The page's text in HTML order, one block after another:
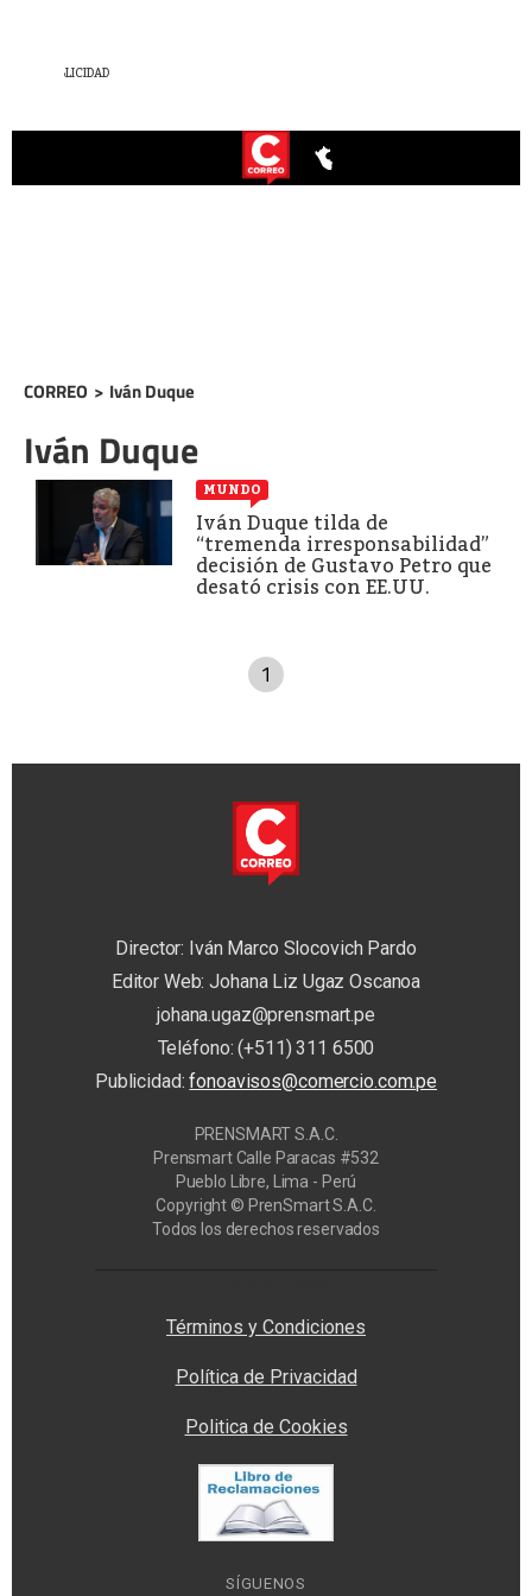
CORREO > Iván Duque
Iván Duque
MUNDO
Iván Duque tilda de
“tremenda irresponsabilidad”
decisión de Gustavo Petro que
desató crisis con EE.UU.
1
Director: Iván Marco Slocovich Pardo
Editor Web: Johana Liz Ugaz Oscanoa
johana.ugaz@prensmart.pe
Teléfono: (+511) 311 6500
Publicidad:fonoavisos@comercio.com.pe
PRENSMART S.A.C.
Prensmart Calle Paracas #532
Pueblo Libre, Lima - Perú
Copyright © PrenSmart S.A.C.
Todos los derechos reservados
Términos y Condiciones
Política de Privacidad
Politica de Cookies
SÍGUENOS